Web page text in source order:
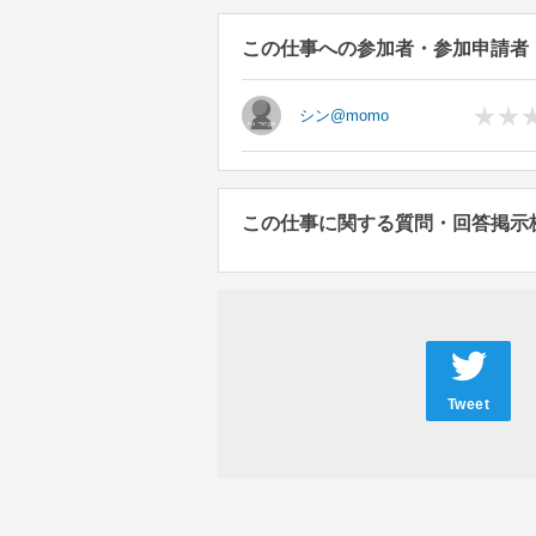
この仕事への参加者・参加申請者
シン@momo
この仕事に関する質問・回答掲示
Tweet